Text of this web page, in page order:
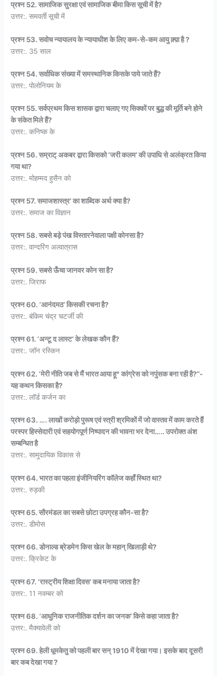
प्रश्न 52. सामाजिक सुरक्षा एवं सामाजिक बीमा किस सूची में है?
उत्तर:. समवर्ती सूची में
प्रश्न 53. सवोच न्यायालय के न्यायाधीश के लिए कम-से-कम आयु क़्य़ा है ?
उत्तर:. 35 साल
प्रश्न 54. सर्वाधिक संख्या में समस्थानिक किसके पाये जाते हैं?
उत्तर:. पोलोनियम के
प्रश्न 55. सर्वप्रथम किस शासक द्वारा चलाए गए सिक्कों पर बुद्ध की मूर्ति बने होने
के संकेत मिले हैं?
उत्तर:. कनिष्क के
प्रश्न 56. सम्राट् अकबर द्वारा किसको ‘जरी कलम’ की उपाधि से अलंक्रत किया
गया था?
उत्तर:. मोहम्मद हुसैन को
प्रश्न 57. समाजशास्त्र’ का शाब्दिक अर्थ क्या है?
उत्तर:. समाज का विज्ञान
प्रश्न 58. सबसे बड़े पंख विस्तारनेवाला पक्षी कोनसा है?
उत्तर:. वान्दरिंग अल्वात्रास
प्रश्न 59. सबसे ऊँचा जानवर कोन सा है?
उत्तर:. जिराफ
प्रश्न 60. ‘आनंदमठ’ किसकी रचना है?
उत्तर:. बंकिम चंद्र चटर्जी की
प्रश्न 61. ‘अन्टू द लास्ट’ के लेखक कौन हैं?
उत्तर:. जॉन रस्किन
प्रश्न 62. ‘मेरी नीति जब से मैं भारत आया हू° कांग्रेस को नपुंसक बना रही है?’’-
यह कथन किसका है?
उत्तर:. लॉर्ड कर्जन का
प्रश्न 63. …. लाखों करोड़ो पुरूष एवं स्त्री श्रमिकों में जो वास्तव में काम करते हैं
परस्पर हिस्सेदारी एवं सहयोगपूर्ण निष्पादन की भावना भर देना….. उपरोक्त अंश
सम्बन्धित है
उत्तर:. सामुदायिक विकास से
प्रश्न 64. भारत का पहला इंजीनियरिंग कॉलेज कहाँ स्थित था?
उत्तर:. रुड़की
प्रश्न 65. सौरमंडल का सबसे छोटा उपग्रह कौन-सा है?
उत्तर:. डीमोस
प्रश्न 66. डोनाल्ड ब्रेडमेन किस खेल के महान् खिलाड़ी थे?
उत्तर:. क्रिकेट के
प्रश्न 67. ‘रास्ट्रीय शिक्षा दिवस’ कब मनाया जाता है?
उत्तर:. 11 नवम्बर को
प्रश्न 68. ‘आधुनिक राजनीतिक दर्शन का जनक’ किसे कहा जाता है?
उत्तर:. मैक्यावेली को
प्रश्न 69. हेली धूमकेतु को पहली बार सन् 1910 में देखा गया। इसके बाद दूसरी
बार कब देखा गया ?